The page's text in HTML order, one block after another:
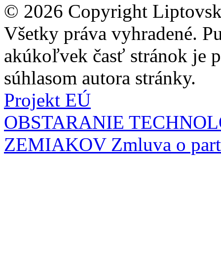
© 2026 Copyright
Všetky práva vyhradené.
akúkoľvek časť stránok je
súhlasom autora stránky.
Projekt EÚ
OBSTARANIE
ZEMIAKOV Zmluva o